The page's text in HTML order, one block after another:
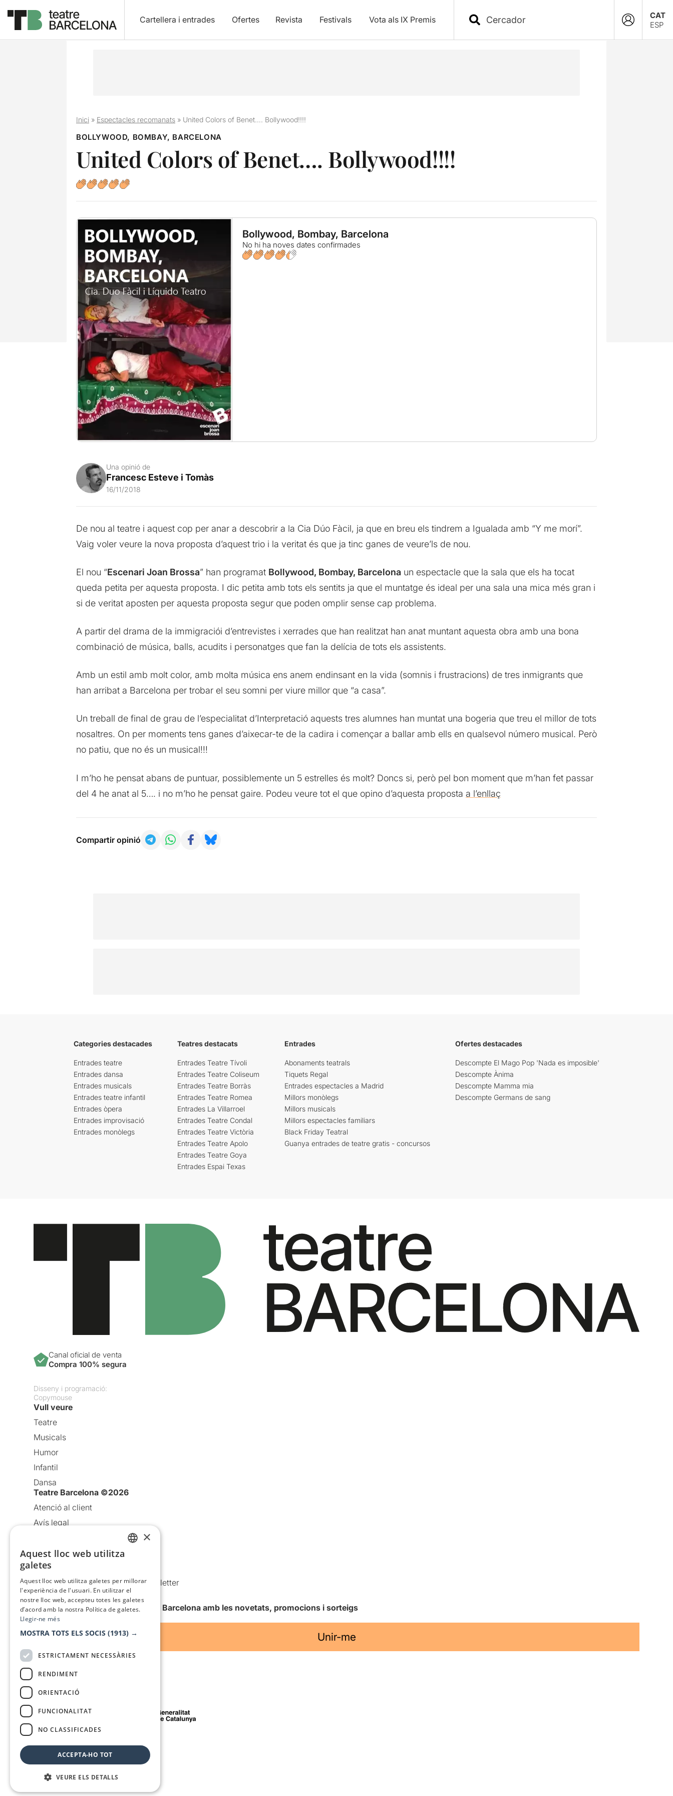
Cartellera i entrades Ofertes Revista Festivals Vota als IX Premis
CAT
ESP
Inici» Espectacles recomanats» United Colors of Benet…. Bollywood!!!!
BOLLYWOOD, BOMBAY, BARCELONA
United Colors of Benet…. Bollywood!!!!
Bollywood, Bombay, Barcelona
No hi ha noves dates confirmades
Una opinió de
Francesc Esteve i Tomàs
16/11/2018
De nou al teatre i aquest cop per anar a descobrir a la Cia Dúo Fàcil, ja que en breu els tindrem a Igualada amb “Y me morí”.
Vaig voler veure la nova proposta d’aquest trio i la veritat és que ja tinc ganes de veure’ls de nou.
El nou “Escenari Joan Brossa” han programat Bollywood, Bombay, Barcelona un espectacle que la sala que els ha tocat
queda petita per aquesta proposta. I dic petita amb tots els sentits ja que el muntatge és ideal per una sala una mica més gran i
si de veritat aposten per aquesta proposta segur que poden omplir sense cap problema.
A partir del drama de la immigraciói d’entrevistes i xerrades que han realitzat han anat muntant aquesta obra amb una bona
combinació de música, balls, acudits i personatges que fan la delícia de tots els assistents.
Amb un estil amb molt color, amb molta música ens anem endinsant en la vida (somnis i frustracions) de tres inmigrants que
han arribat a Barcelona per trobar el seu somni per viure millor que “a casa”.
Un treball de final de grau de l’especialitat d’Interpretació aquests tres alumnes han muntat una bogeria que treu el millor de tots
nosaltres. On per moments tens ganes d’aixecar-te de la cadira i començar a ballar amb ells en qualsevol número musical. Però
no patiu, que no és un musical!!!
I m’ho he pensat abans de puntuar, possiblemente un 5 estrelles és molt? Doncs si, però pel bon moment que m’han fet passar
del 4 he anat al 5…. i no m’ho he pensat gaire. Podeu veure tot el que opino d’aquesta proposta a l’enllaç
Compartir opinió
Categories destacades
Entrades teatre
Entrades dansa
Entrades musicals
Entrades teatre infantil
Entrades òpera
Entrades improvisació
Entrades monòlegs
Teatres destacats
Entrades Teatre Tívoli
Entrades Teatre Coliseum
Entrades Teatre Borràs
Entrades Teatre Romea
Entrades La Villarroel
Entrades Teatre Condal
Entrades Teatre Victòria
Entrades Teatre Apolo
Entrades Teatre Goya
Entrades Espai Texas
Entrades
Abonaments teatrals
Tiquets Regal
Entrades espectacles a Madrid
Millors monòlegs
Millors musicals
Millors espectacles familiars
Black Friday Teatral
Guanya entrades de teatre gratis - concursos
Ofertes destacades
Descompte El Mago Pop 'Nada es imposible'
Descompte Ànima
Descompte Mamma mia
Descompte Germans de sang
Canal oficial de venta
Compra 100% segura
Disseny i programació:
Copymouse
Vull veure
Teatre
Musicals
Humor
Infantil
Dansa
Teatre Barcelona ©2026
Atenció al client
Avís legal
Política de cookies
Condicions d’ús
Comunicacions comercials i Newsletter
Anuncia’t
Vull rebre la newsletter de Teatre Barcelona amb les novetats, promocions i sorteigs
Unir-me
Amb el suport de
Mitjà de comunicació associat a
×
Aquest lloc web utilitza
galetes
Aquest lloc web utilitza galetes per millorar
l'experiència de l'usuari. En utilitzar el
nostre lloc web, accepteu totes les galetes
d’acord amb la nostra Política de galetes.
Llegir-ne més
MOSTRA TOTS ELS SOCIS (1913) →
ESTRICTAMENT NECESSÀRIES
RENDIMENT
ORIENTACIÓ
FUNCIONALITAT
NO CLASSIFICADES
ACCEPTA-HO TOT
VEURE ELS DETALLS